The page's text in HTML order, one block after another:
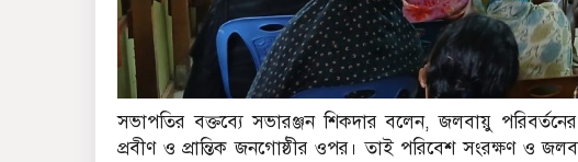
সভাপতির বক্তব্যে সভারঞ্জন শিকদার বলেন, জলবায়ু পরিবর্তনের
প্রবীণ ও প্রান্তিক জনগোষ্ঠীর ওপর। তাই পরিবেশ সংরক্ষণ ও